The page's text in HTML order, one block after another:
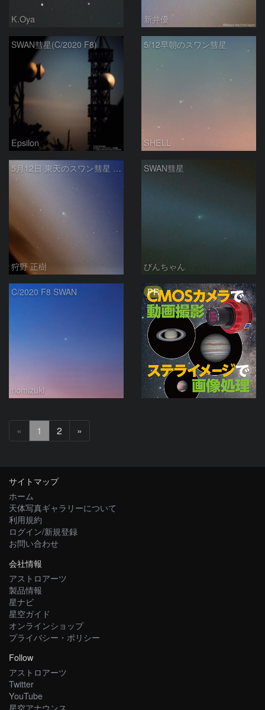
K.Oya 新井優
SWAN彗星(C/2020 F8)
Epsilon
5/12早朝のスワン彗星
SHELL
5月12日 東天のスワン彗星 (C/2020 F8)
狩野 正樹
SWAN彗星
びんちゃん
C/2020 F8 SWAN
riomizuki
PR
« 1 2 »
へ
サイトマップ
ホーム
天体写真ギャラリーについて
利用規約
ログイン/新規登録
お問い合わせ
会社情報
アストロアーツ
製品情報
星ナビ
星空ガイド
オンラインショップ
プライバシー・ポリシー
Follow
アストロアーツ
Twitter
YouTube
星空アナウンス